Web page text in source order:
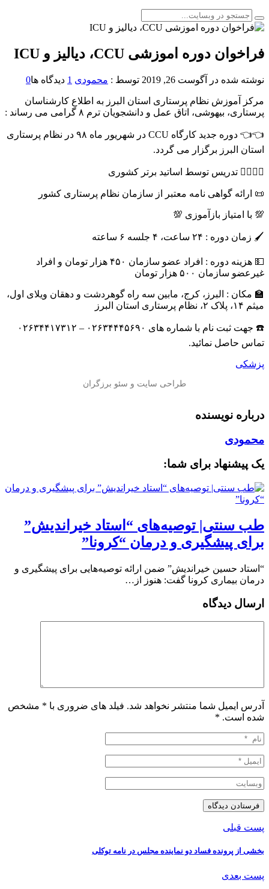
فراخوان دوره اموزشی CCU، دیالیز و ICU
نوشته شده در آگوست 26, 2019 توسط : محمودی 1 دیدگاه ها0
مرکز آموزش نظام پرستاری استان البرز به اطلاع کارشناسان
پرستاری، بیهوشی، اتاق عمل و دانشجویان ترم ۸ گرامی می رساند :
👈👈 دوره جدید کارگاه CCU در شهریور ماه ۹۸ در نظام پرستاری
استان البرز برگزار می گردد.
👩‍⚕👨‍⚕ تدریس توسط اساتید برتر کشوری
📜 ارائه گواهی نامه معتبر از سازمان نظام پرستاری کشور
💯 با امتیاز بازآموزی 💯
🖌 زمان دوره : ۲۴ ساعت، ۴ جلسه ۶ ساعته
💵 هزینه دوره : افراد عضو سازمان ۴۵۰ هزار تومان و افراد
غیرعضو سازمان ۵۰۰ هزار تومان
🏫 مکان : البرز، کرج، مابین سه راه گوهردشت و دهقان ویلای اول،
میثم ۱۴، پلاک ۲، نظام پرستاری استان البرز
☎️ جهت ثبت نام با شماره های ۰۲۶۳۴۴۴۵۶۹۰ – ۰۲۶۳۴۴۱۷۳۱۲
تماس حاصل نمائید.
پزشکی
درباره نویسنده
محمودی
یک پیشنهاد برای شما:
طب سنتی| توصیه‌‌های “استاد خیراندیش”
برای پیشگیری و درمان “کرونا”
“استاد حسین خیراندیش” ضمن ارائه توصیه‌‌هایی برای پیشگیری و
درمان بیماری کرونا گفت: هنوز از…
ارسال دیدگاه
آدرس ایمیل شما منتشر نخواهد شد. فیلد های ضروری با * مشخص
شده است. *
پست قبلی
‏بخشی از پرونده فساد دو نماینده مجلس در نامه توکلی
پست بعدی